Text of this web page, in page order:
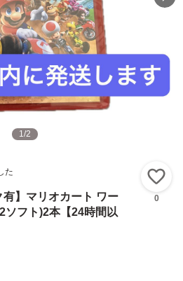
1/2
た
有】マリオカート ワー
フト)2本【24時間以
0